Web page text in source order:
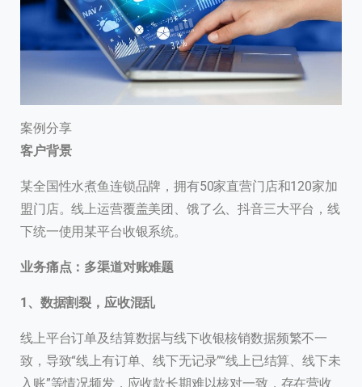
案例分享
客户背景
某全国性水煮鱼连锁品牌，拥有50家直营门店和120家加
盟门店。线上运营覆盖美团、饿了么、抖音三大平台，线
下统一使用某平台收银系统。
业务痛点：多渠道对账难题
1、数据割裂，应收混乱
线上平台订单及结算数据与线下收银核销数据频繁不一
致，导致“线上有订单、线下无记录”“线上已结算、线下未
入账”等情况频发，应收款长期难以核对一致，存在营收